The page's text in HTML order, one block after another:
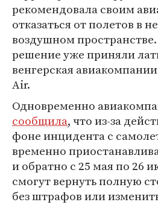
рекомендовала своим
отказаться от полетов в
воздушном пространстве.
решение уже приняли
венгерская
Air.
Одновременно
сообщила, что из-за
фоне инцидента с
временно
и обратно с 25 мая по 26
смогут вернуть полную
без штрафов или